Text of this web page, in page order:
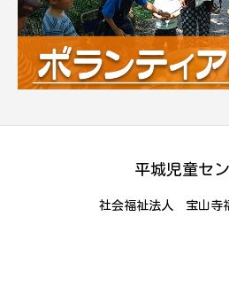
平城児童セ
社会福祉法人 宝山寺